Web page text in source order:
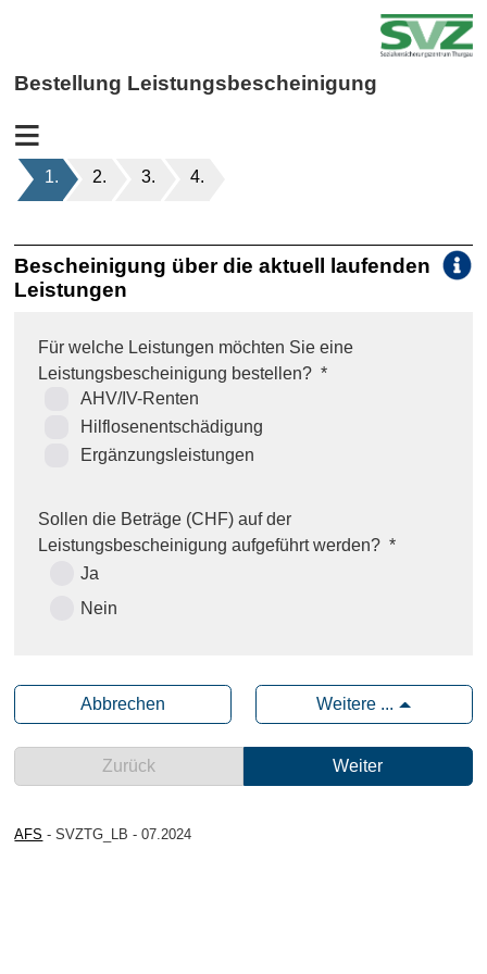
Bestellung Leistungsbescheinigung
Bescheinigung über die aktuell laufenden
Leistungen
i
Für welche Leistungen möchten Sie eine
Leistungsbescheinigung bestellen? *
AHV/IV-Renten
Hilflosenentschädigung
Ergänzungsleistungen
Sollen die Beträge (CHF) auf der
Leistungsbescheinigung aufgeführt werden? *
Ja
Nein
Abbrechen Weitere ...
Zurück Weiter
AFS - SVZTG_LB - 07.2024